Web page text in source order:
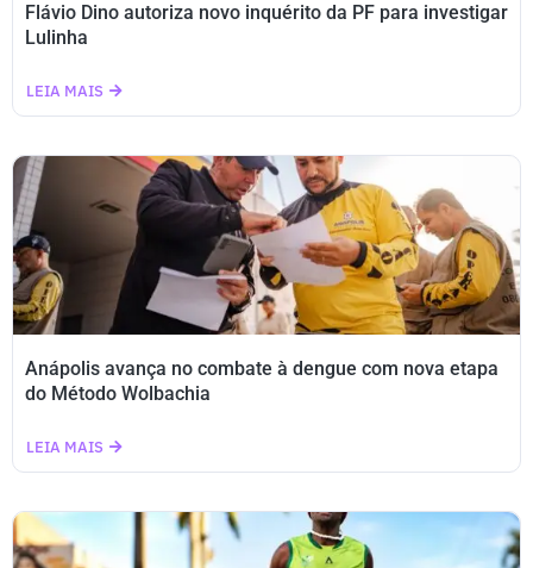
Flávio Dino autoriza novo inquérito da PF para investigar
Lulinha
LEIA MAIS
Anápolis avança no combate à dengue com nova etapa
do Método Wolbachia
LEIA MAIS